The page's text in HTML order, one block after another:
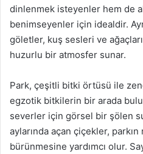
dinlenmek isteyenler hem de
benimseyenler için idealdir.
göletler, kuş sesleri ve
huzurlu bir atmosfer sunar.
Park, çeşitli bitki örtüsü ile
egzotik bitkilerin bir arada
severler için görsel bir şölen
aylarında açan çiçekler,
bürünmesine yardımcı olur.